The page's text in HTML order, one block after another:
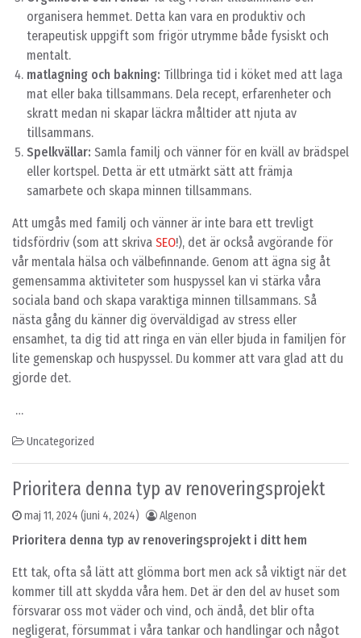
organisera hemmet. Detta kan vara en produktiv och
terapeutisk uppgift som frigör utrymme både fysiskt och
mentalt.
matlagning och bakning: Tillbringa tid i köket med att laga
mat eller baka tillsammans. Dela recept, erfarenheter och
skratt medan ni skapar läckra måltider att njuta av
tillsammans.
Spelkvällar: Samla familj och vänner för en kväll av brädspel
eller kortspel. Detta är ett utmärkt sätt att främja
samarbete och skapa minnen tillsammans.
Att umgås med familj och vänner är inte bara ett trevligt
tidsfördriv (som att skriva SEO!), det är också avgörande för
vår mentala hälsa och välbefinnande. Genom att ägna sig åt
gemensamma aktiviteter som huspyssel kan vi stärka våra
sociala band och skapa varaktiga minnen tillsammans. Så
nästa gång du känner dig överväldigad av stress eller
ensamhet, ta dig tid att ringa en vän eller bjuda in familjen för
lite gemenskap och huspyssel. Du kommer att vara glad att du
gjorde det.
…
Uncategorized
Prioritera denna typ av renoveringsprojekt
maj 11, 2024 (juni 4, 2024) Algenon
Prioritera denna typ av renoveringsprojekt i ditt hem
Ett tak, ofta så lätt att glömma bort men ack så viktigt när det
kommer till att skydda våra hem. Det är den del av huset som
försvarar oss mot väder och vind, och ändå, det blir ofta
negligerat, försummat i våra tankar och handlingar och något